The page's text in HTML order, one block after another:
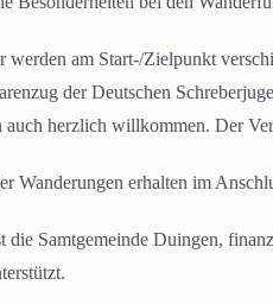
werden am Start-/Zielpunkt
der Deutschen
auch herzlich willkommen. Der
Wanderungen erhalten im
die Samtgemeinde Duingen,